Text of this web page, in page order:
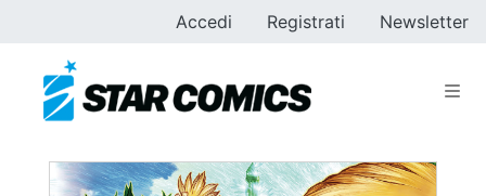
Accedi Registrati Newsletter